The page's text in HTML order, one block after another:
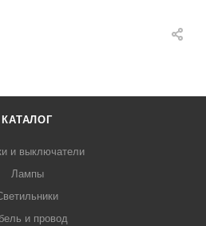
КАТАЛОГ
и выключатели
Лампы
и провод